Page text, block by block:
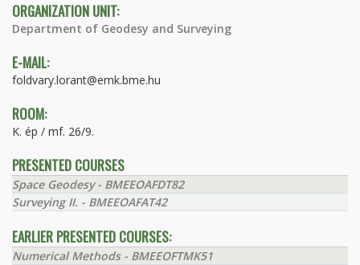
ORGANIZATION UNIT:
Department of Geodesy and Surveying
E-MAIL:
foldvary.lorant@emk.bme.hu
ROOM:
K. ép / mf. 26/9.
PRESENTED COURSES
Space Geodesy - BMEEOAFDT82
Surveying II. - BMEEOAFAT42
EARLIER PRESENTED COURSES:
Numerical Methods - BMEEOFTMK51